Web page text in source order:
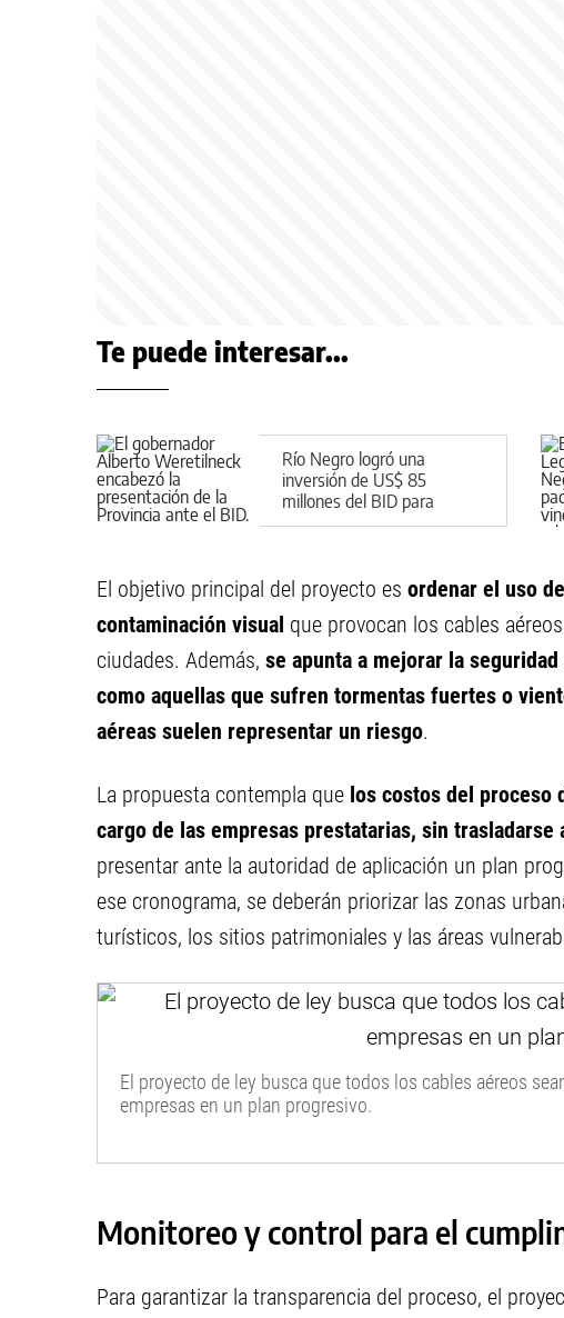
Te puede interesar...
Río Negro logró una
inversión de US$ 85
millones del BID para
infraestructura productiva
El objetivo principal del proyecto es ordenar el uso
contaminación visual que provocan los cables
ciudades. Además, se apunta a mejorar la
como aquellas que sufren tormentas fuertes o
aéreas suelen representar un riesgo.
La propuesta contempla que los costos del proceso
cargo de las empresas prestatarias, sin trasladarse
presentar ante la autoridad de aplicación un plan
ese cronograma, se deberán priorizar las zonas
turísticos, los sitios patrimoniales y las áreas
El proyecto de ley busca que todos los cables aéreos
empresas en un plan progresivo.
Monitoreo y control para el
Para garantizar la transparencia del proceso, el